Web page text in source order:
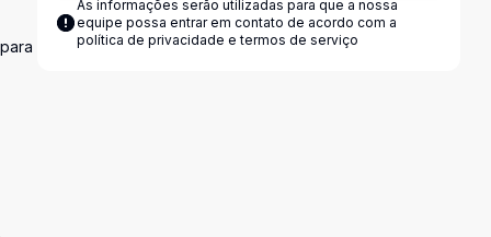
As informações serão utilizadas para que a nossa
equipe possa entrar em contato de acordo com a
política de privacidade e termos de serviço